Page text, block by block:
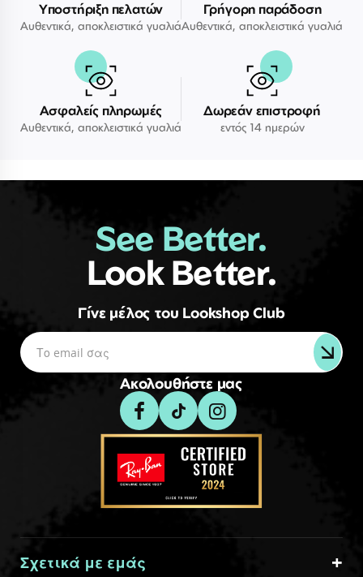
Υποστήριξη πελατών
Αυθεντικά, αποκλειστικά γυαλιά
Γρήγορη παράδοση
Αυθεντικά, αποκλειστικά γυαλιά
Ασφαλείς πληρωμές
Αυθεντικά, αποκλειστικά γυαλιά
Δωρεάν επιστροφή
εντός 14 ημερών
See Better.
Look Better.
Γίνε μέλος του Lookshop Club
Ακολουθήστε μας
Σχετικά με εμάς